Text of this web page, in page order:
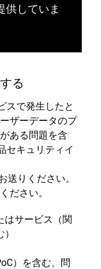
供していま
る
スで発生したと
ザーデータのプ
ある問題を含
セキュリティイ
送りください。
ださい。
はサービス（関
）を含む、問